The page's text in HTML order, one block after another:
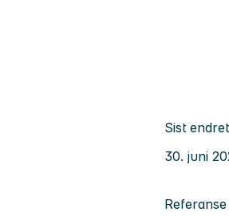
Sist endret
30. juni
Referanse